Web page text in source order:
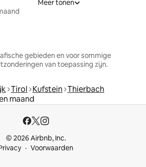
Meer tonen
gebieden en voor sommige
van toepassing zijn.
Tirol Kufstein Thierbach
maand
© 2026 Airbnb, Inc.
Voorwaarden